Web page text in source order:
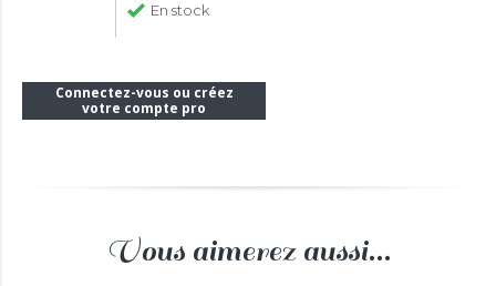
En stock
Connectez-vous ou créez
votre compte pro
Vous aimerez aussi...